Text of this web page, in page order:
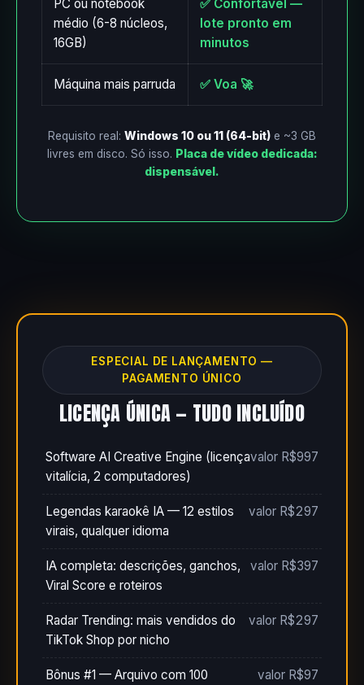
PC ou notebook
médio (6-8 núcleos,
16GB)
✅ Confortável —
lote pronto em
minutos
Máquina mais parruda ✅ Voa 🚀
Requisito real: Windows 10 ou 11 (64-bit) e ~3 GB
livres em disco. Só isso. Placa de vídeo dedicada:
dispensável.
ESPECIAL DE LANÇAMENTO —
PAGAMENTO ÚNICO
LICENÇA ÚNICA — TUDO INCLUÍDO
Software AI Creative Engine (licença
vitalícia, 2 computadores)
valor R$997
Legendas karaokê IA — 12 estilos
virais, qualquer idioma
valor R$297
IA completa: descrições, ganchos,
Viral Score e roteiros
valor R$397
Radar Trending: mais vendidos do
TikTok Shop por nicho
valor R$297
Bônus #1 — Arquivo com 100 valor R$97